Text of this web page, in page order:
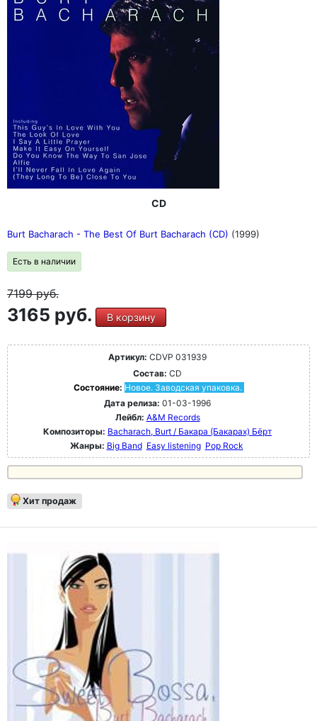
CD
Burt Bacharach - The Best Of Burt Bacharach (CD) (1999)
Есть в наличии
7199руб.
3165 руб. В корзину
Артикул: CDVP 031939
Состав: CD
Состояние: Новое. Заводская упаковка.
Дата релиза: 01-03-1996
Лейбл: A&M Records
Композиторы: Bacharach, Burt / Бакара (Бакарах) Бёрт
Жанры: Big Band Easy listening Pop Rock
Хит продаж